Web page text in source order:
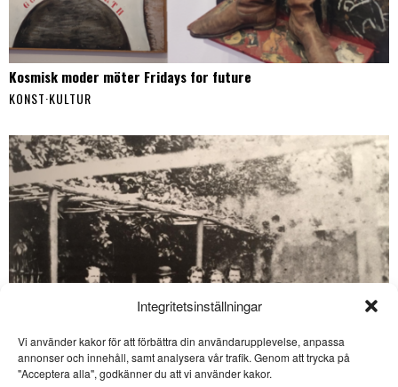
Integritetsinställningar
Vi använder kakor för att förbättra din användarupplevelse, anpassa
annonser och innehåll, samt analysera vår trafik. Genom att trycka på
"Acceptera alla", godkänner du att vi använder kakor.
Kosmisk moder möter Fridays for future
KONST·KULTUR
SE ÄVEN